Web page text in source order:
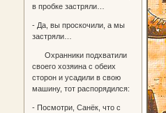
в пробке застряли…
- Да, вы проскочили, а мы
застряли…
Охранники подхватили
своего хозяина с обеих
сторон и усадили в свою
машину, тот распорядился:
- Посмотри, Санёк, что с